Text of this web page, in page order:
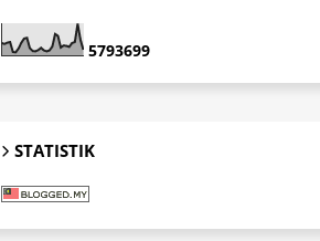
5793699
STATISTIK